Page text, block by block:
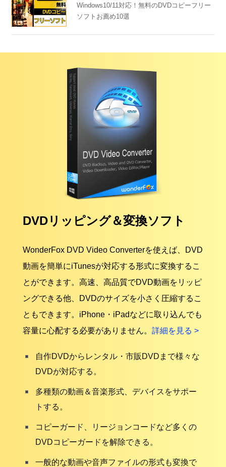
Windows10/11対応！無料のDVDコピーフリー
ソフトお薦め10選
DVDリッピング＆変換ソフト
WonderFox DVD Video Converterを使えば、DVD
動画を簡単にiTunesが対応する形式に変換するこ
とができます。高速、高品質でDVD動画をリッピ
ングできる他、DVDのサイズを小さく圧縮するこ
ともできます。iPhone・iPadなどに取り込んでも
容量に心配する必要がありません。 詳細を見る >
自作DVDからレンタル・市販DVDまで様々な
DVDが対応する。
多種類の動画＆音楽形式、デバイスをサポー
トする。
コピーガード、リージョンコードなど多くの
DVDコピーガードを解除できる。
一般的な動画や音声ファイルの形式も変換で